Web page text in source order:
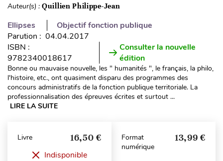
Auteur(s) : Quillien Philippe-Jean
Ellipses
Objectif fonction publique
Parution : 04.04.2017
ISBN :
9782340018617
Consulter la nouvelle
édition
Bonne ou mauvaise nouvelle, les " humanités ", le français, la philo,
l'histoire, etc., ont quasiment disparu des programmes des
concours administratifs de la fonction publique territoriale. La
professionnalisation des épreuves écrites et surtout ...
LIRE LA SUITE
Livre 16,50 €
Indisponible
Format
numérique
13,99 €